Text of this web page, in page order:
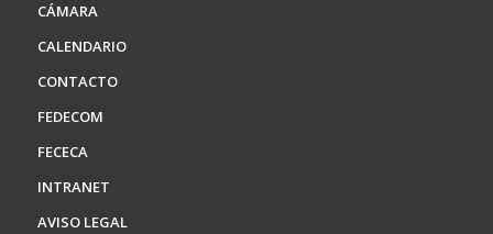
CÁMARA
CALENDARIO
CONTACTO
FEDECOM
FECECA
INTRANET
AVISO LEGAL